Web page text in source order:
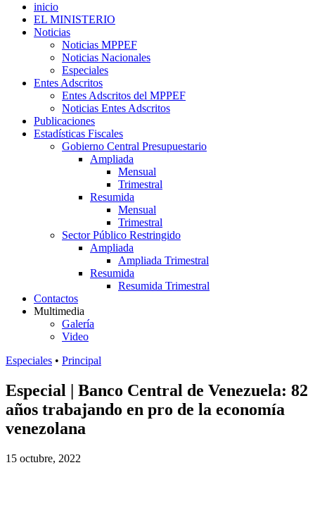
inicio
EL MINISTERIO
Noticias
Noticias MPPEF
Noticias Nacionales
Especiales
Entes Adscritos
Entes Adscritos del MPPEF
Noticias Entes Adscritos
Publicaciones
Estadísticas Fiscales
Gobierno Central Presupuestario
Ampliada
Mensual
Trimestral
Resumida
Mensual
Trimestral
Sector Público Restringido
Ampliada
Ampliada Trimestral
Resumida
Resumida Trimestral
Contactos
Multimedia
Galería
Video
Especiales • Principal
Especial | Banco Central de Venezuela: 82
años trabajando en pro de la economía
venezolana
15 octubre, 2022